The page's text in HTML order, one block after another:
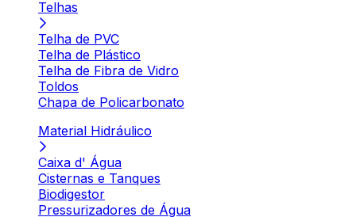
Telhas
Telha de PVC
Telha de Plástico
Telha de Fibra de Vidro
Toldos
Chapa de Policarbonato
Material Hidráulico
Caixa d' Água
Cisternas e Tanques
Biodigestor
Pressurizadores de Água